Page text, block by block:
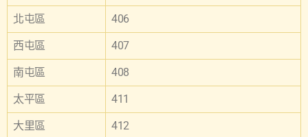
北屯區 406
西屯區 407
南屯區 408
太平區 411
大里區 412